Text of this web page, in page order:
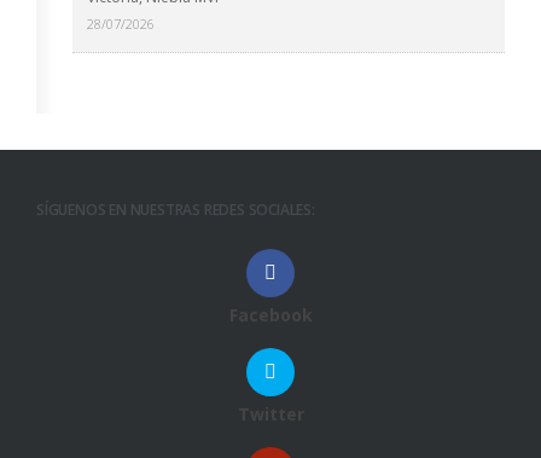
28/07/2026
SÍGUENOS EN NUESTRAS REDES SOCIALES:
Facebook
Twitter